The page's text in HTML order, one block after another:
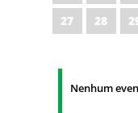
27
28
Nenhum